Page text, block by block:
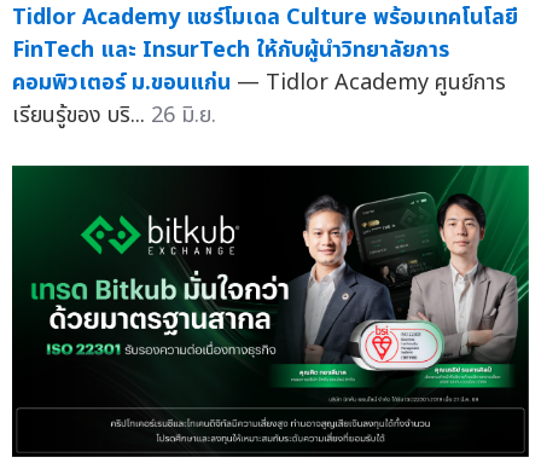
Tidlor Academy แชร์โมเดล Culture พร้อมเทคโนโลยี
FinTech และ InsurTech ให้กับผู้นำวิทยาลัยการ
คอมพิวเตอร์ ม.ขอนแก่น — Tidlor Academy ศูนย์การ
เรียนรู้ของ บริ... 26 มิ.ย.